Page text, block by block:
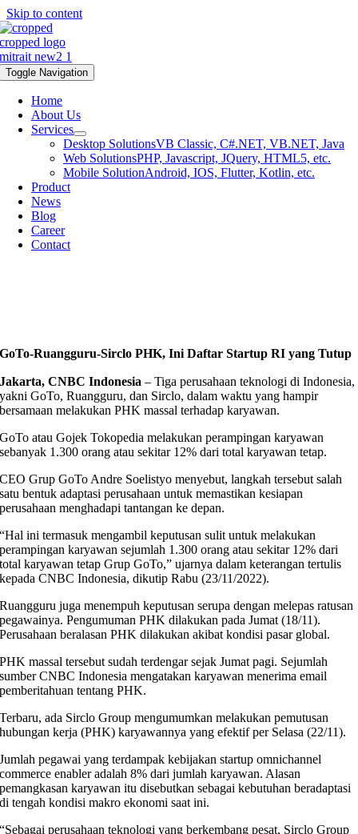
Skip to content
Toggle Navigation
Home
About Us
Services
Desktop SolutionsVB Classic, C#.NET, VB.NET, Java
Web SolutionsPHP, Javascript, JQuery, HTML5, etc.
Mobile SolutionAndroid, IOS, Flutter, Kotlin, etc.
Product
News
Blog
Career
Contact
GoTo-Ruangguru-Sirclo PHK, Ini Daftar Startup RI yang Tutup
Jakarta, CNBC Indonesia – Tiga perusahaan teknologi di Indonesia,
yakni GoTo, Ruangguru, dan Sirclo, dalam waktu yang hampir
bersamaan melakukan PHK massal terhadap karyawan.
GoTo atau Gojek Tokopedia melakukan perampingan karyawan
sebanyak 1.300 orang atau sekitar 12% dari total karyawan tetap.
CEO Grup GoTo Andre Soelistyo menyebut, langkah tersebut salah
satu bentuk adaptasi perusahaan untuk memastikan kesiapan
perusahaan menghadapi tantangan ke depan.
“Hal ini termasuk mengambil keputusan sulit untuk melakukan
perampingan karyawan sejumlah 1.300 orang atau sekitar 12% dari
total karyawan tetap Grup GoTo,” ujarnya dalam keterangan tertulis
kepada CNBC Indonesia, dikutip Rabu (23/11/2022).
Ruangguru juga menempuh keputusan serupa dengan melepas ratusan
pegawainya. Pengumuman PHK dilakukan pada Jumat (18/11).
Perusahaan beralasan PHK dilakukan akibat kondisi pasar global.
PHK massal tersebut sudah terdengar sejak Jumat pagi. Sejumlah
sumber CNBC Indonesia mengatakan karyawan menerima email
pemberitahuan tentang PHK.
Terbaru, ada Sirclo Group mengumumkan melakukan pemutusan
hubungan kerja (PHK) karyawannya yang efektif per Selasa (22/11).
Jumlah pegawai yang terdampak kebijakan startup omnichannel
commerce enabler adalah 8% dari jumlah karyawan. Alasan
pemangkasan karyawan itu disebutkan sebagai kebutuhan beradaptasi
di tengah kondisi makro ekonomi saat ini.
“Sebagai perusahaan teknologi yang berkembang pesat, Sirclo Group